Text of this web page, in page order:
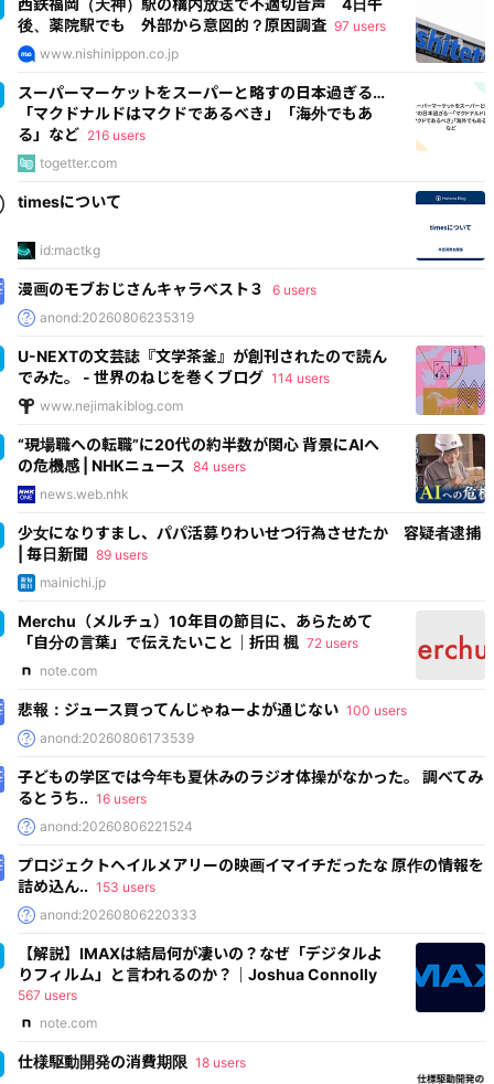
西鉄福岡（天神）駅の構内放送で不適切音声 4日午
後、薬院駅でも 外部から意図的？原因調査 97 users
www.nishinippon.co.jp
スーパーマーケットをスーパーと略すの日本過ぎる…
「マクドナルドはマクドであるべき」「海外でもあ
る」など 216 users
togetter.com
timesについて
id:mactkg
漫画のモブおじさんキャラベスト３
6 users
anond:20260806235319
U-NEXTの文芸誌『文学茶釜』が創刊されたので読ん
でみた。 - 世界のねじを巻くブログ 114 users
www.nejimakiblog.com
“現場職への転職”に20代の約半数が関心 背景にAIへ
の危機感 | NHKニュース 84 users
news.web.nhk
少女になりすまし、パパ活募りわいせつ行為させたか 容疑者逮捕
| 毎日新聞 89 users
mainichi.jp
Merchu（メルチュ）10年目の節目に、あらためて
「自分の言葉」で伝えたいこと｜折田 楓 72 users
note.com
悲報：ジュース買ってんじゃねーよが通じない 100 users
anond:20260806173539
子どもの学区では今年も夏休みのラジオ体操がなかった。 調べてみ
るとうち.. 16 users
anond:20260806221524
プロジェクトヘイルメアリーの映画イマイチだったな 原作の情報を
詰め込ん.. 153 users
anond:20260806220333
【解説】IMAXは結局何が凄いの？なぜ「デジタルよ
りフィルム」と言われるのか？｜Joshua Connolly
567 users
note.com
仕様駆動開発の消費期限 18 users